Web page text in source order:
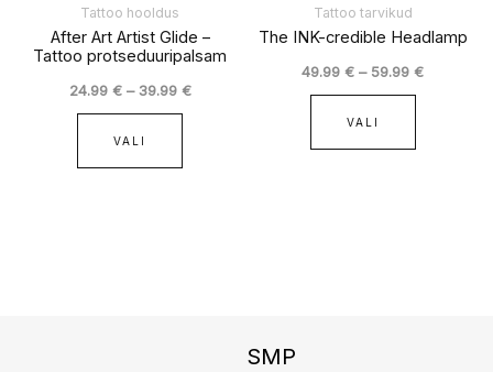
Tattoo hooldus
After Art Artist Glide –
Tattoo protseduuripalsam
24.99 € – 39.99 €
VALI
Tattoo tarvikud
The INK-credible Headlamp
49.99€ – 59.99€
VALI
SMP
Instagram
Facebook